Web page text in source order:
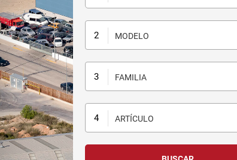
MODELO
FAMILIA
ARTÍCULO